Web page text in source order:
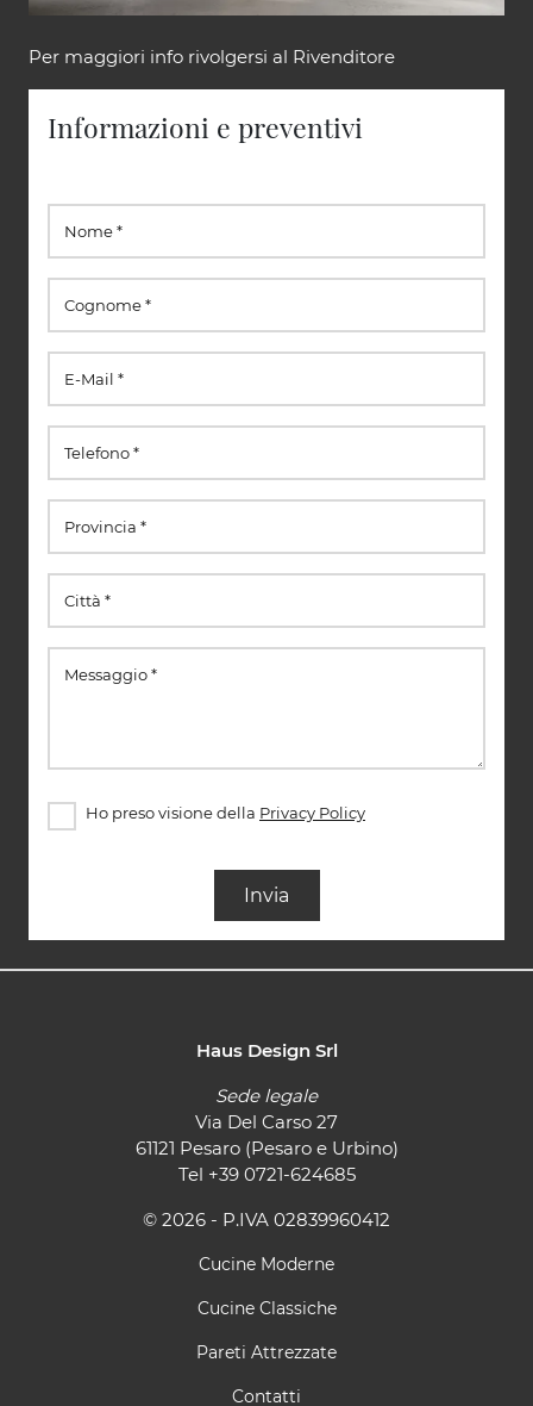
Per maggiori info rivolgersi al Rivenditore
Informazioni e preventivi
Ho preso visione della Privacy Policy
Invia
Haus Design Srl
Sede legale
Via Del Carso 27
61121 Pesaro (Pesaro e Urbino)
Tel +39 0721-624685
© 2026 - P.IVA 02839960412
Cucine Moderne
Cucine Classiche
Pareti Attrezzate
Contatti